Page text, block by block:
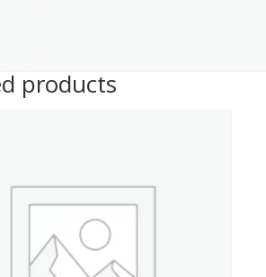
products